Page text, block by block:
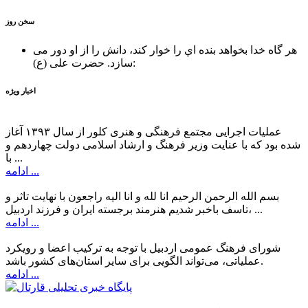
سخن روز
هر گاه خدا بخواهد بنده اي را خوار كند، دانش را از او دور می
سازد.حضرت علی (ع):
اخبار ویژه
عملیات اجرایی مجتمع فرهنگی و هنری کلور از سال ۱۳۹۳ آغاز
شده بود که با عنایت وزیر فرهنگ و ارشاد اسلامی دولت چهاردهم و
با ...
ادامه ...
بسم الله الرحمن الرحیم انا لله و انا الیه راجعون با نهایت تاثر و
تاسف باخبر شدیم هنرمند برجسته ایران و فرزند اردبیل، ...
ادامه ...
شورای فرهنگ عمومی اردبیل با توجه به ترکیب اعضا و رویکرد
عملیاتی، می‌تواند الگویی برای سایر استان‌های کشور باشد.
ادامه ...